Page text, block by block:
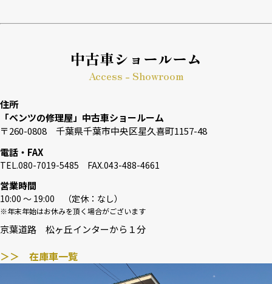
中古車ショールーム
Access - Showroom
住所
「ベンツの修理屋」中古車ショールーム
〒260-0808 千葉県千葉市中央区星久喜町1157-48
電話・FAX
TEL.080-7019-5485 FAX.043-488-4661
営業時間
10:00 〜 19:00 （定休：なし）
※年末年始はお休みを頂く場合がございます
京葉道路 松ヶ丘インターから１分
＞＞ 在庫車一覧